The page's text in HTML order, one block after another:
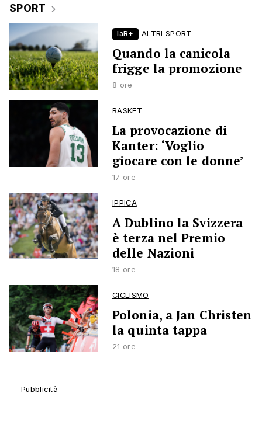
SPORT
laR+ ALTRI SPORT
Quando la canicola
frigge la promozione
8 ore
BASKET
La provocazione di
Kanter: ‘Voglio
giocare con le donne’
17 ore
IPPICA
A Dublino la Svizzera
è terza nel Premio
delle Nazioni
18 ore
CICLISMO
Polonia, a Jan Christen
la quinta tappa
21 ore